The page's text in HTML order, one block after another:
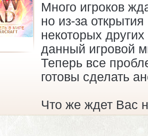
Много игроков
но из-за
некоторых
данный игровой
Теперь все
готовы сделать
Что же ждет